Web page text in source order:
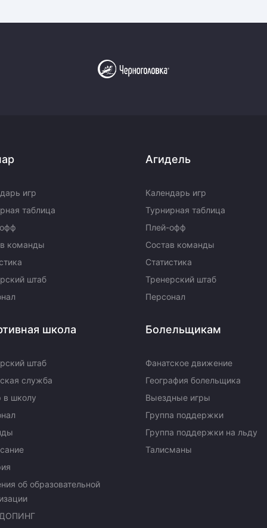
игр
таблица
команды
штаб
Агидель
Календарь игр
Турнирная таблица
Плей-офф
Состав команды
Статистика
Тренерский штаб
Персонал
школа
штаб
служба
в школу
об образовательной
Болельщикам
Фанатское движение
География болельщика
Выездные игры
Группа поддержки
Группа поддержки на льду
Талисманы